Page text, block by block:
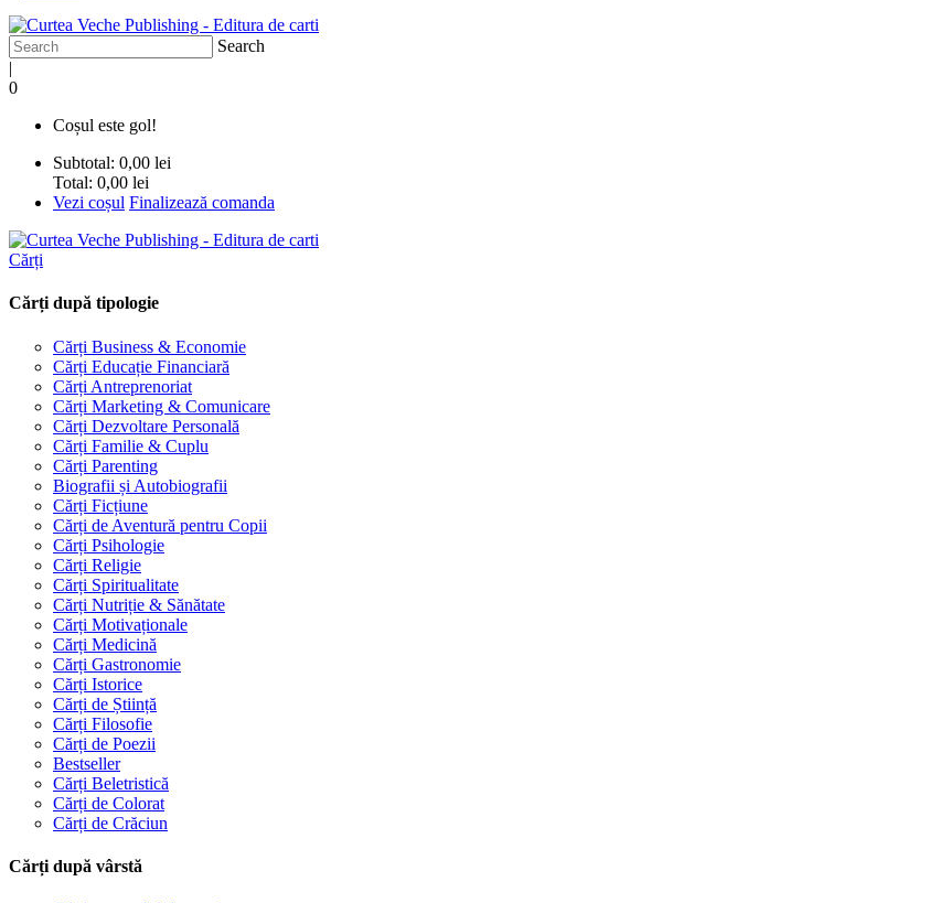
Search
|
0
Coșul este gol!
Subtotal: 0,00 lei
Total: 0,00 lei
Vezi coșul Finalizează comanda
Cărți
Cărți după tipologie
Cărți Business & Economie
Cărți Educație Financiară
Cărți Antreprenoriat
Cărți Marketing & Comunicare
Cărți Dezvoltare Personală
Cărți Familie & Cuplu
Cărți Parenting
Biografii și Autobiografii
Cărți Ficțiune
Cărți de Aventură pentru Copii
Cărți Psihologie
Cărți Religie
Cărți Spiritualitate
Cărți Nutriție & Sănătate
Cărți Motivaționale
Cărți Medicină
Cărți Gastronomie
Cărți Istorice
Cărți de Știință
Cărți Filosofie
Cărți de Poezii
Bestseller
Cărți Beletristică
Cărți de Colorat
Cărți de Crăciun
Cărți după vârstă